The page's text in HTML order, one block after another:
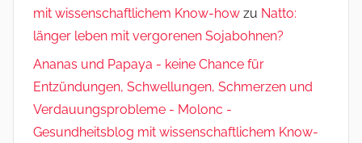
mit wissenschaftlichem Know-how zu Natto:
länger leben mit vergorenen Sojabohnen?
Ananas und Papaya - keine Chance für
Entzündungen, Schwellungen, Schmerzen und
Verdauungsprobleme - Molonc -
Gesundheitsblog mit wissenschaftlichem Know-